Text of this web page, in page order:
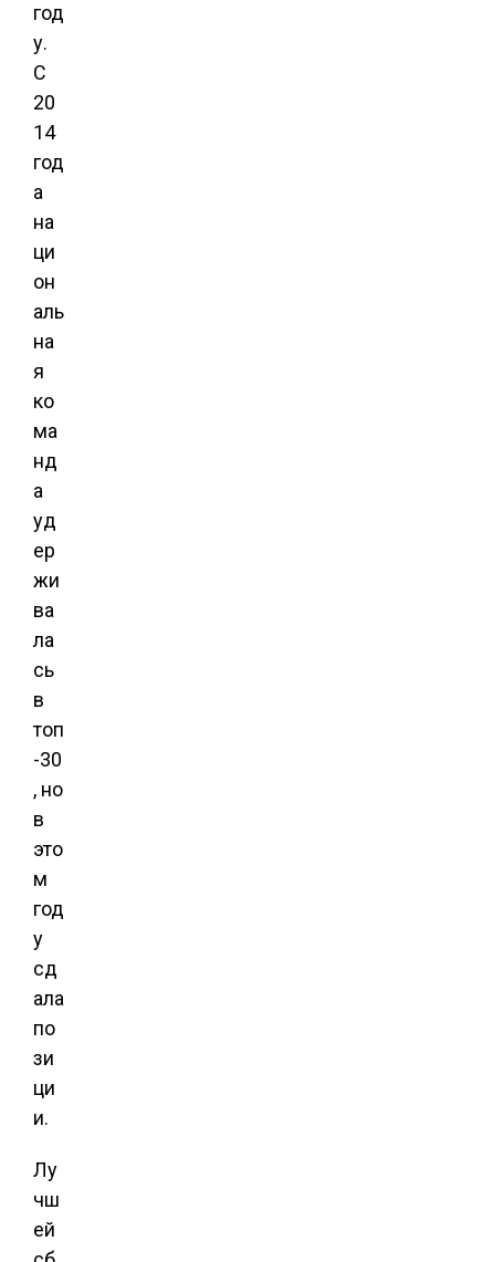
год
у.
С
20
14
год
а
на
ци
он
аль
на
я
ко
ма
нд
а
уд
ер
жи
ва
ла
сь
в
топ
-30
, но
в
это
м
год
у
сд
ала
по
зи
ци
и.
Лу
чш
ей